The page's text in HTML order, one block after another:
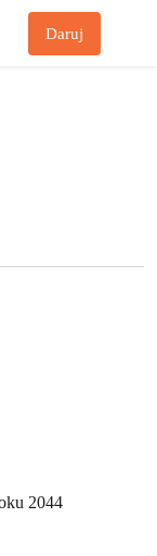
Daruj
2044